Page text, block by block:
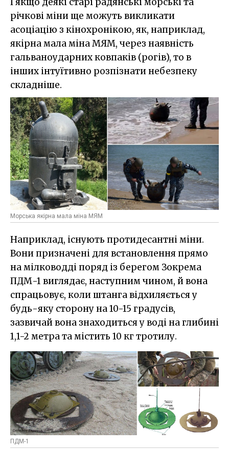
річкові міни ще можуть викликати
асоціацію з кінохронікою, як, наприклад,
якірна мала міна МЯМ, через наявність
гальваноударних ковпаків (рогів), то в
інших інтуїтивно розпізнати небезпеку
складніше.
Морська якірна мала міна МЯМ
Наприклад, існують протидесантні міни.
Вони призначені для встановлення прямо
на мілководді поряд із берегом Зокрема
ПДМ-1 виглядає, наступним чином, й вона
спрацьовує, коли штанга відхиляється у
будь-яку сторону на 10-15 градусів,
зазвичай вона знаходиться у воді на глибині
1,1-2 метра та містить 10 кг тротилу.
ПДМ-1